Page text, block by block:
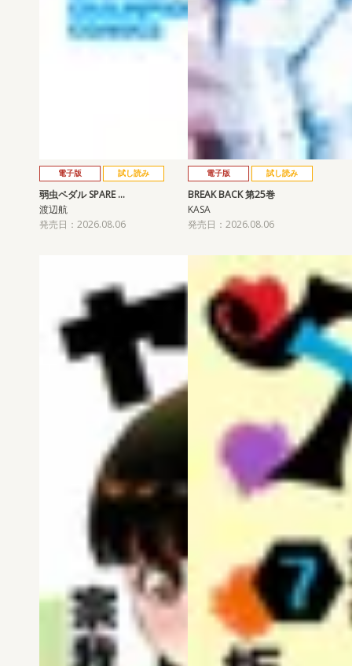
電子版 試し読み
弱虫ペダル SPARE …
渡辺航
発売日：2026.08.06
電子版 試し読み
BREAK BACK 第25巻
KASA
発売日：2026.08.06